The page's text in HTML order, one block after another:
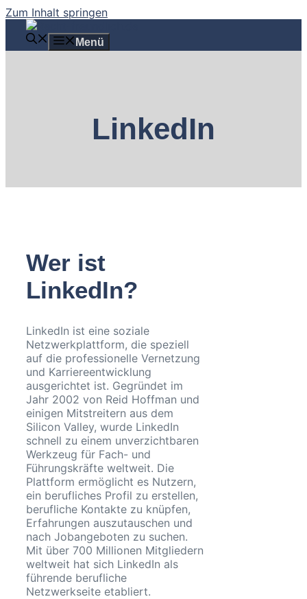
Zum Inhalt springen
Menü
LinkedIn
Wer ist
LinkedIn?
LinkedIn ist eine soziale
Netzwerkplattform, die speziell
auf die professionelle Vernetzung
und Karriereentwicklung
ausgerichtet ist. Gegründet im
Jahr 2002 von Reid Hoffman und
einigen Mitstreitern aus dem
Silicon Valley, wurde LinkedIn
schnell zu einem unverzichtbaren
Werkzeug für Fach- und
Führungskräfte weltweit. Die
Plattform ermöglicht es Nutzern,
ein berufliches Profil zu erstellen,
berufliche Kontakte zu knüpfen,
Erfahrungen auszutauschen und
nach Jobangeboten zu suchen.
Mit über 700 Millionen Mitgliedern
weltweit hat sich LinkedIn als
führende berufliche
Netzwerkseite etabliert.